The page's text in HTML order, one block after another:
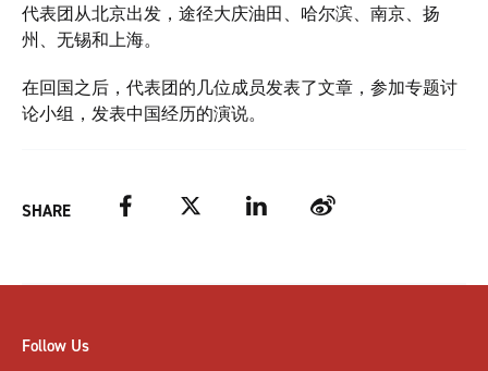
代表团从北京出发，途径大庆油田、哈尔滨、南京、扬
州、无锡和上海。
在回国之后，代表团的几位成员发表了文章，参加专题讨
论小组，发表中国经历的演说。
SHARE Facebook Twitter LinkedIn Weibo
Follow Us